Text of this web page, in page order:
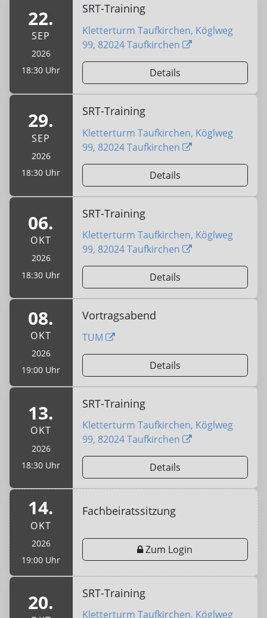
22.
SEP
2026
18:30 Uhr
SRT-Training
Kletterturm Taufkirchen, Köglweg
99, 82024 Taufkirchen
Details
29.
SEP
2026
18:30 Uhr
SRT-Training
Kletterturm Taufkirchen, Köglweg
99, 82024 Taufkirchen
Details
06.
OKT
2026
18:30 Uhr
SRT-Training
Kletterturm Taufkirchen, Köglweg
99, 82024 Taufkirchen
Details
08.
OKT
2026
19:00 Uhr
Vortragsabend
TUM
Details
13.
OKT
2026
18:30 Uhr
SRT-Training
Kletterturm Taufkirchen, Köglweg
99, 82024 Taufkirchen
Details
14.
OKT
2026
19:00 Uhr
Fachbeiratssitzung
Zum Login
20. SRT-Training
Kletterturm Taufkirchen, Köglweg